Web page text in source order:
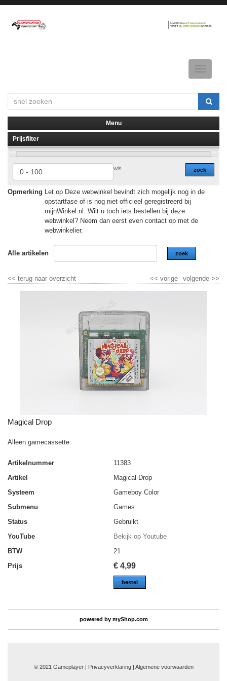
Toggle
▼
▼
Menu
Prijsfilter
zoek
wis
Opmerking Let op Deze webwinkel bevindt zich mogelijk nog in de
opstartfase of is nog niet officieel geregistreerd bij
mijnWinkel.nl. Wilt u toch iets bestellen bij deze
webwinkel? Neem dan eerst even contact op met de
webwinkelier.
Alle artikelen zoek
<< terug naar overzicht volgende >>
<< vorige
Magical Drop
Alleen gamecassette
Artikelnummer
11383
Artikel
Magical Drop
Systeem
Gameboy Color
Submenu
Games
Status
Gebruikt
YouTube
Bekijk op Youtube
BTW
21
Prijs
€ 4,99
bestel
powered by myShop.com
© 2021 Gameplayer | Privacyverklaring | Algemene voorwaarden